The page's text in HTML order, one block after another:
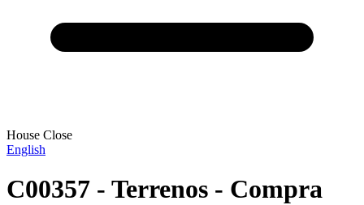
House Close
English
C00357 - Terrenos - Compra